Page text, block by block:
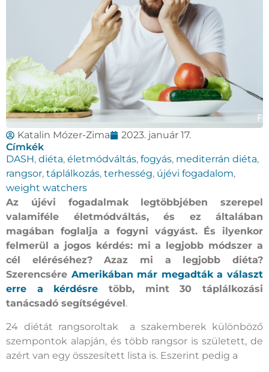
Katalin Mózer-Zima
2023. január 17.
Címkék
DASH, diéta, életmódváltás, fogyás, mediterrán diéta,
rangsor, táplálkozás, terhesség, újévi fogadalom,
weight watchers
Az újévi fogadalmak legtöbbjében szerepel
valamiféle életmódváltás, és ez általában
magában foglalja a fogyni vágyást. És ilyenkor
felmerül a jogos kérdés: mi a legjobb módszer a
cél eléréséhez? Azaz mi a legjobb diéta?
Szerencsére Amerikában már megadták a választ
erre a kérdésre több, mint 30 táplálkozási
tanácsadó segítségével .
24 diétát rangsoroltak a szakemberek különböző
szempontok alapján, és több rangsor is született, de
azért van egy összesített lista is. Eszerint pedig a